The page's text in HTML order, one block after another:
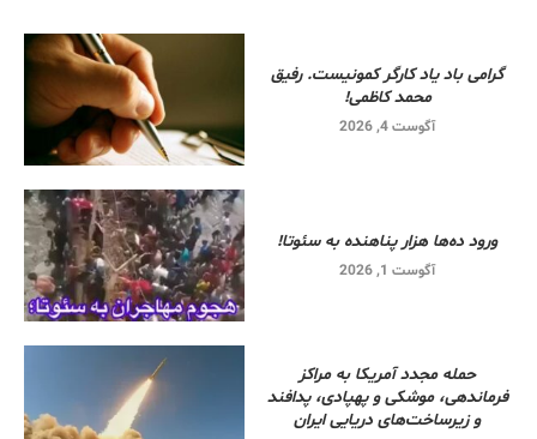
گرامی باد یاد کارگر کمونیست. رفیق
محمد کاظمی!
آگوست 4, 2026
ورود ده‌ها هزار پناهنده به سئوتا!
آگوست 1, 2026
حمله مجدد آمریکا به مراکز
فرماندهی، موشکی و پهپادی، پدافند
و زیرساخت‌های دریایی ایران